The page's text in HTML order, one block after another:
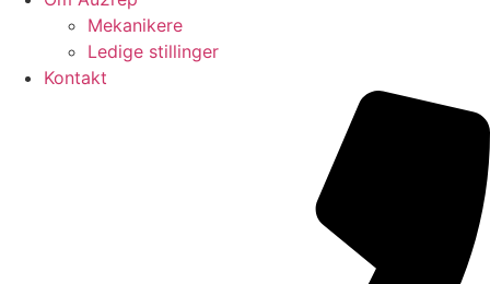
Mekanikere
Ledige stillinger
Kontakt